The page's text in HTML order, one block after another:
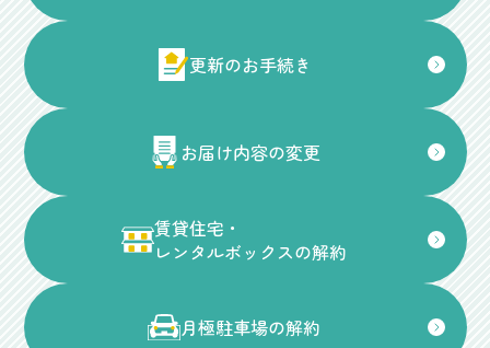
更新のお手続き
お届け内容の変更
賃貸住宅・
レンタルボックスの解約
月極駐車場の解約